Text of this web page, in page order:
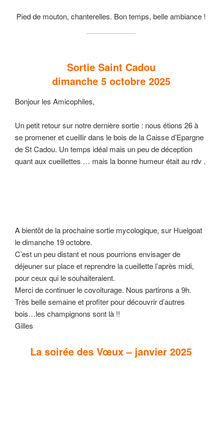
Pied de mouton, chanterelles. Bon temps, belle ambiance !
Sortie Saint Cadou
dimanche 5 octobre 2025
Bonjour les Amicophiles,
Un petit retour sur notre dernière sortie : nous étions 26 à
se promener et cueillir dans le bois de la Caisse d’Epargne
de St Cadou. Un temps idéal mais un peu de déception
quant aux cueillettes … mais la bonne humeur était au rdv .
A bientôt de la prochaine sortie mycologique, sur Huelgoat
le dimanche 19 octobre.
C’est un peu distant et nous pourrions envisager de
déjeuner sur place et reprendre la cueillette l’après midi,
pour ceux qui le souhaiteraient.
Merci de continuer le covoiturage. Nous partirons a 9h.
Très belle semaine et profiter pour découvrir d’autres
bois…les champignons sont là !!
Gilles
La soirée des Vœux – janvier 2025